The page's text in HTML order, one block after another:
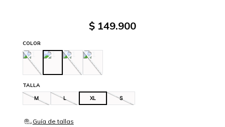
$ 149.900
TALLA
M L XL S
COLOR